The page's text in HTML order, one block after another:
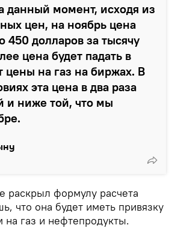
данный момент, исходя из
цен, на ноябрь цена
450 долларов за тысячу
цена будет падать в
цены на газ на биржах. В
эта цена в два раза
и ниже той, что мы
раскрыл формулу расчета
что она будет иметь привязку
газ и нефтепродукты.